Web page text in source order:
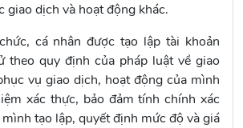
giao dịch và hoạt động khác.
cá nhân được tạo lập tài khoản
theo quy định của pháp luật về giao
vụ giao dịch, hoạt động của mình
xác thực, bảo đảm tính chính xác
tạo lập, quyết định mức độ và giá